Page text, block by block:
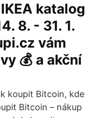
katalog
8. - 31. 1.
vám
💰 a akční
koupit Bitcoin, kde
Bitcoin – nákup